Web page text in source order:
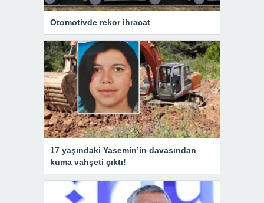
Otomotivde rekor ihracat
17 yaşındaki Yasemin’in davasından
kuma vahşeti çıktı!